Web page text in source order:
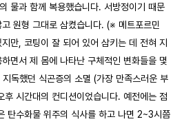
물과 함께 복용했습니다. 서방정이기 때문
원형 그대로 삼켰습니다. (※ 메트포르민
만, 코팅이 잘 되어 있어 삼키는 데 전혀 지
면서 제 몸에 나타난 구체적인 변화들을 몇
독했던 식곤증의 소멸 (가장 만족스러운 부
시간대의 컨디션이었습니다. 예전에는 점
탄수화물 위주의 식사를 하고 나면 2~3시쯤